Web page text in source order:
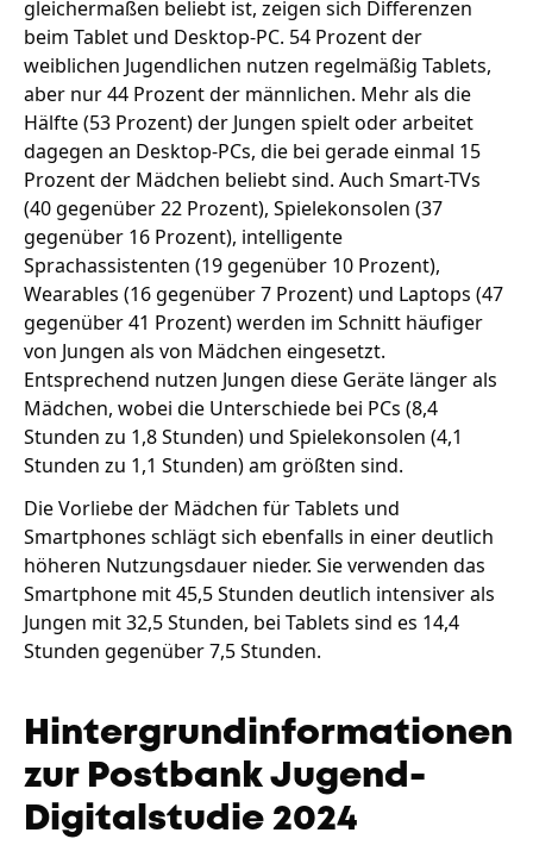
gleichermaßen beliebt ist, zeigen sich Differenzen
beim Tablet und Desktop-PC. 54 Prozent der
weiblichen Jugendlichen nutzen regelmäßig Tablets,
aber nur 44 Prozent der männlichen. Mehr als die
Hälfte (53 Prozent) der Jungen spielt oder arbeitet
dagegen an Desktop-PCs, die bei gerade einmal 15
Prozent der Mädchen beliebt sind. Auch Smart-TVs
(40 gegenüber 22 Prozent), Spielekonsolen (37
gegenüber 16 Prozent), intelligente
Sprachassistenten (19 gegenüber 10 Prozent),
Wearables (16 gegenüber 7 Prozent) und Laptops (47
gegenüber 41 Prozent) werden im Schnitt häufiger
von Jungen als von Mädchen eingesetzt.
Entsprechend nutzen Jungen diese Geräte länger als
Mädchen, wobei die Unterschiede bei PCs (8,4
Stunden zu 1,8 Stunden) und Spielekonsolen (4,1
Stunden zu 1,1 Stunden) am größten sind.
Die Vorliebe der Mädchen für Tablets und
Smartphones schlägt sich ebenfalls in einer deutlich
höheren Nutzungsdauer nieder. Sie verwenden das
Smartphone mit 45,5 Stunden deutlich intensiver als
Jungen mit 32,5 Stunden, bei Tablets sind es 14,4
Stunden gegenüber 7,5 Stunden.
Hintergrundinformationen
zur Postbank Jugend-
Digitalstudie 2024